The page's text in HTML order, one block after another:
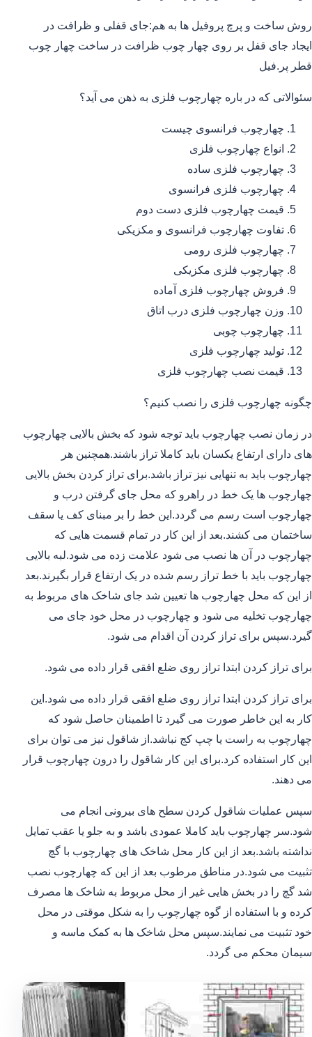
روش ساخت و پرچ پروفیل ها به هم:جای قفلی و ظرافت در
ایجاد جای قفل بر روی چهار چوب ظرافت در ساخت چهار چوب
قطر پر.فیل
سئوالاتی که در باره چهارچوب فلزی به ذهن می آید؟
چهارچوب فرانسوی چیست
انواع چهارچوب فلزی
چهارچوب فلزی ساده
چهارچوب فلزی فرانسوی
قیمت چهارچوب فلزی دست دوم
تفاوت چهارچوب فرانسوی و مکزیکی
چهارچوب فلزی رومی
چهارچوب فلزی مکزیکی
فروش چهارچوب فلزی آماده
وزن چهارچوب فلزی درب اتاق
چهارچوب چوبی
تولید چهارچوب فلزی
قیمت نصب چهارچوب فلزی
چگونه چهارچوب فلزی را نصب کنیم؟
در زمان نصب چهارچوب باید توجه شود که بخش بالایی چهارچوب
های دارای ارتفاع یکسان باید کاملا تراز باشند.همچنین هر
چهارچوب باید به تنهایی نیز تراز باشد.برای تراز کردن بخش بالایی
چهارچوب ها یک خط در راهرو که محل جای گرفتن درب و
چهارچوب است رسم می گردد.این خط را بر مبنای کف یا سقف
ساختمان می کشند.بعد از این کار در تمام قسمت هایی که
چهارچوب در آن ها نصب می شود علامت زده می شود.لبه بالایی
چهارچوب باید با خط تراز رسم شده در یک ارتفاع قرار بگیرند.بعد
از این که محل چهارچوب ها تعیین شد جای شاخک های مربوط به
چهارچوب تخلیه می شود و چهارچوب در محل خود جای می
گیرد.سپس برای تراز کردن آن اقدام می شود.
برای تراز کردن ابتدا تراز روی ضلع افقی قرار داده می شود.
برای تراز کردن ابتدا تراز روی ضلع افقی قرار داده می شود.این
کار به این خاطر صورت می گیرد تا اطمینان حاصل شود که
چهارچوب به راست یا چپ کج نباشد.از شاقول نیز می توان برای
این کار استفاده کرد.برای این کار شاقول را درون چهارچوب قرار
می دهند.
سپس عملیات شاقول کردن سطح های بیرونی انجام می
شود.سر چهارچوب باید کاملا عمودی باشد و به جلو یا عقب تمایل
نداشته باشد.بعد از این کار محل شاخک های چهارچوب با گچ
تثبیت می شود.در مناطق مرطوب بعد از این که چهارچوب نصب
شد گچ را در بخش هایی غیر از محل مربوط به شاخک ها مصرف
کرده و با استفاده از گوه چهارچوب را به شکل موقتی در محل
خود تثبیت می نمایند.سپس محل شاخک ها به کمک ماسه و
سیمان محکم می گردد.